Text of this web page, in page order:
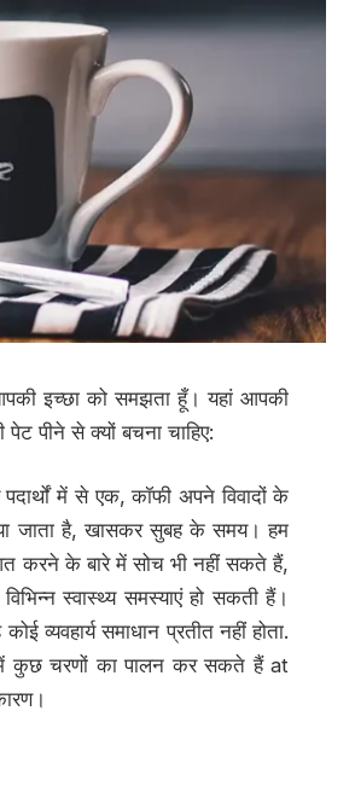
इच्छा को समझता हूँ। यहां आपकी
पीने से क्यों बचना चाहिए:
में से एक, कॉफी अपने विवादों के
जाता है, खासकर सुबह के समय। हम
के बारे में सोच भी नहीं सकते हैं,
स्वास्थ्य समस्याएं हो सकती हैं।
समाधान प्रतीत नहीं होता.
कुछ चरणों का पालन कर सकते हैं at